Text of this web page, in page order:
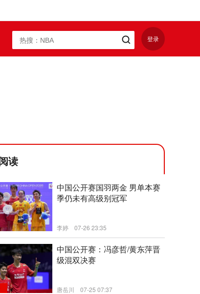
登录
读
中国公开赛国羽两金 男单本赛
季仍未有高级别冠军
李婷 07-26 23:35
中国公开赛：冯彦哲/黄东萍晋
级混双决赛
唐岳川 07-25 07:37